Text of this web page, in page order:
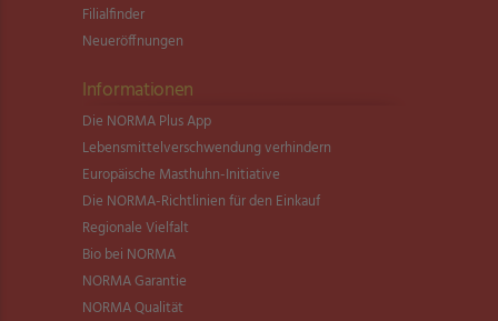
Filialfinder
Neueröffnungen
Informationen
Die NORMA Plus App
Lebensmittel­verschwendung verhindern
Europäische Masthuhn-Initiative
Die NORMA-Richtlinien für den Einkauf
Regionale Vielfalt
Bio bei NORMA
NORMA Garantie
NORMA Qualität